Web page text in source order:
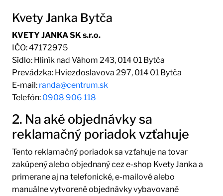
Kvety Janka Bytča
KVETY JANKA SK s.r.o.
IČO: 47172975
Sídlo: Hliník nad Váhom 243, 014 01 Bytča
Prevádzka: Hviezdoslavova 297, 014 01 Bytča
E-mail: randa@centrum.sk
Telefón: 0908 906 118
2. Na aké objednávky sa
reklamačný poriadok vzťahuje
Tento reklamačný poriadok sa vzťahuje na tovar
zakúpený alebo objednaný cez e-shop Kvety Janka a
primerane aj na telefonické, e-mailové alebo
manuálne vytvorené objednávky vybavované